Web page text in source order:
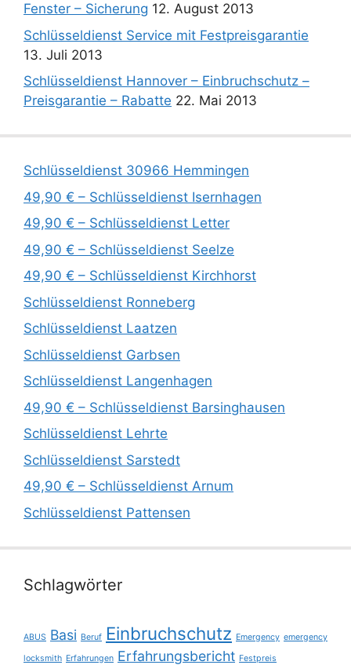
Fenster – Sicherung 12. August 2013
Schlüsseldienst Service mit Festpreisgarantie
13. Juli 2013
Schlüsseldienst Hannover – Einbruchschutz –
Preisgarantie – Rabatte 22. Mai 2013
Schlüsseldienst 30966 Hemmingen
49,90 € – Schlüsseldienst Isernhagen
49,90 € – Schlüsseldienst Letter
49,90 € – Schlüsseldienst Seelze
49,90 € – Schlüsseldienst Kirchhorst
Schlüsseldienst Ronneberg
Schlüsseldienst Laatzen
Schlüsseldienst Garbsen
Schlüsseldienst Langenhagen
49,90 € – Schlüsseldienst Barsinghausen
Schlüsseldienst Lehrte
Schlüsseldienst Sarstedt
49,90 € – Schlüsseldienst Arnum
Schlüsseldienst Pattensen
Schlagwörter
ABUS Basi Beruf Einbruchschutz Emergency emergency
locksmith Erfahrungen Erfahrungsbericht Festpreis